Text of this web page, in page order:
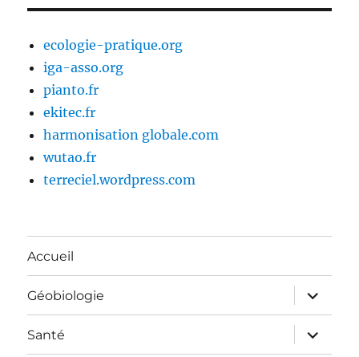
ecologie-pratique.org
iga-asso.org
pianto.fr
ekitec.fr
harmonisation globale.com
wutao.fr
terreciel.wordpress.com
Accueil
Géobiologie
ouvrir
le
sous-
menu
Santé
ouvrir
le